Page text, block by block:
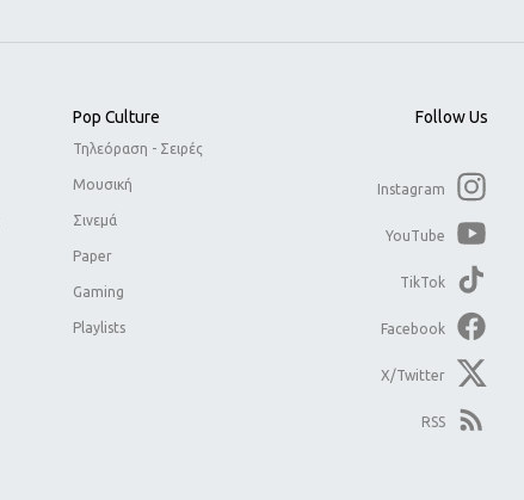
Pop Culture
Τηλεόραση - Σειρές
Μουσική
Σινεμά
Paper
Gaming
Playlists
Follow Us
Instagram
YouTube
TikTok
Facebook
X/Twitter
RSS